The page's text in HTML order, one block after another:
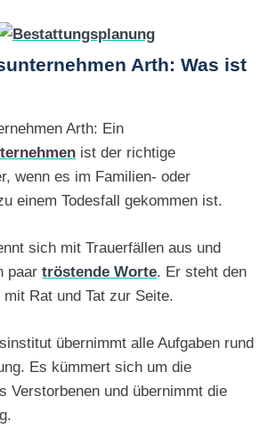
Arth: Was ist
Arth: Ein
ist der richtige
wenn es im Familien- oder
einem Todesfall gekommen ist.
sich mit Trauerfällen aus und
paartröstende Worte. Er steht den
Rat und Tat zur Seite.
übernimmt alle Aufgaben rund
Es kümmert sich um die
Verstorbenen und übernimmt die